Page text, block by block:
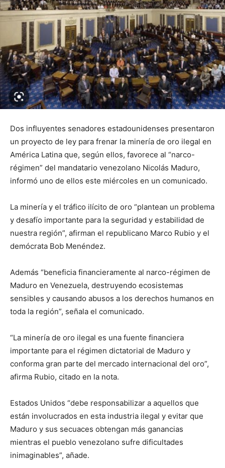
Dos influyentes senadores estadounidenses presentaron
un proyecto de ley para frenar la minería de oro ilegal en
América Latina que, según ellos, favorece al “narco-
régimen” del mandatario venezolano Nicolás Maduro,
informó uno de ellos este miércoles en un comunicado.
La minería y el tráfico ilícito de oro “plantean un problema
y desafío importante para la seguridad y estabilidad de
nuestra región”, afirman el republicano Marco Rubio y el
demócrata Bob Menéndez.
Además “beneficia financieramente al narco-régimen de
Maduro en Venezuela, destruyendo ecosistemas
sensibles y causando abusos a los derechos humanos en
toda la región”, señala el comunicado.
“La minería de oro ilegal es una fuente financiera
importante para el régimen dictatorial de Maduro y
conforma gran parte del mercado internacional del oro”,
afirma Rubio, citado en la nota.
Estados Unidos “debe responsabilizar a aquellos que
están involucrados en esta industria ilegal y evitar que
Maduro y sus secuaces obtengan más ganancias
mientras el pueblo venezolano sufre dificultades
inimaginables”, añade.